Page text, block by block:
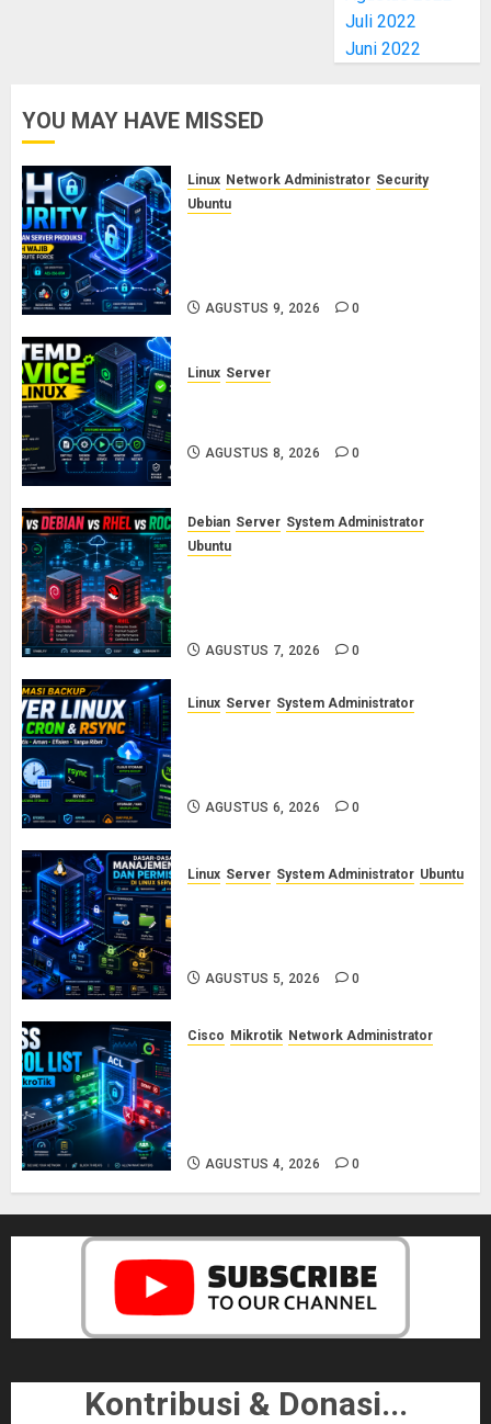
Juli 2022
Juni 2022
YOU MAY HAVE MISSED
Linux Network Administrator Security
Ubuntu
AGUSTUS 9, 2026 0
Linux Server
AGUSTUS 8, 2026 0
Debian Server System Administrator
Ubuntu
AGUSTUS 7, 2026 0
Linux Server System Administrator
AGUSTUS 6, 2026 0
Linux Server System Administrator Ubuntu
AGUSTUS 5, 2026 0
Cisco Mikrotik Network Administrator
AGUSTUS 4, 2026 0
Kontribusi & Donasi...